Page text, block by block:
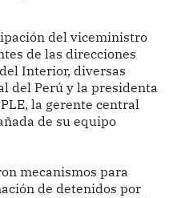
del viceministro
de las direcciones
Interior, diversas
del Perú y la presidenta
la gerente central
de su equipo
mecanismos para
de detenidos por